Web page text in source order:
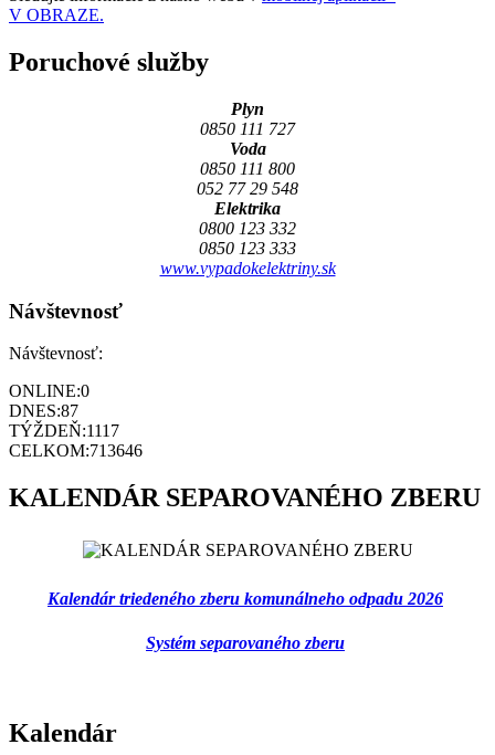
V OBRAZE.
Poruchové služby
Plyn
0850 111 727
Voda
0850 111 800
052 77 29 548
Elektrika
0800 123 332
0850 123 333
www.vypadokelektriny.sk
Návštevnosť
Návštevnosť:
ONLINE:0
DNES:87
TÝŽDEŇ:1117
CELKOM:713646
KALENDÁR SEPAROVANÉHO ZBERU
Kalendár triedeného zberu komunálneho odpadu 2026
Systém separovaného zberu
Kalendár